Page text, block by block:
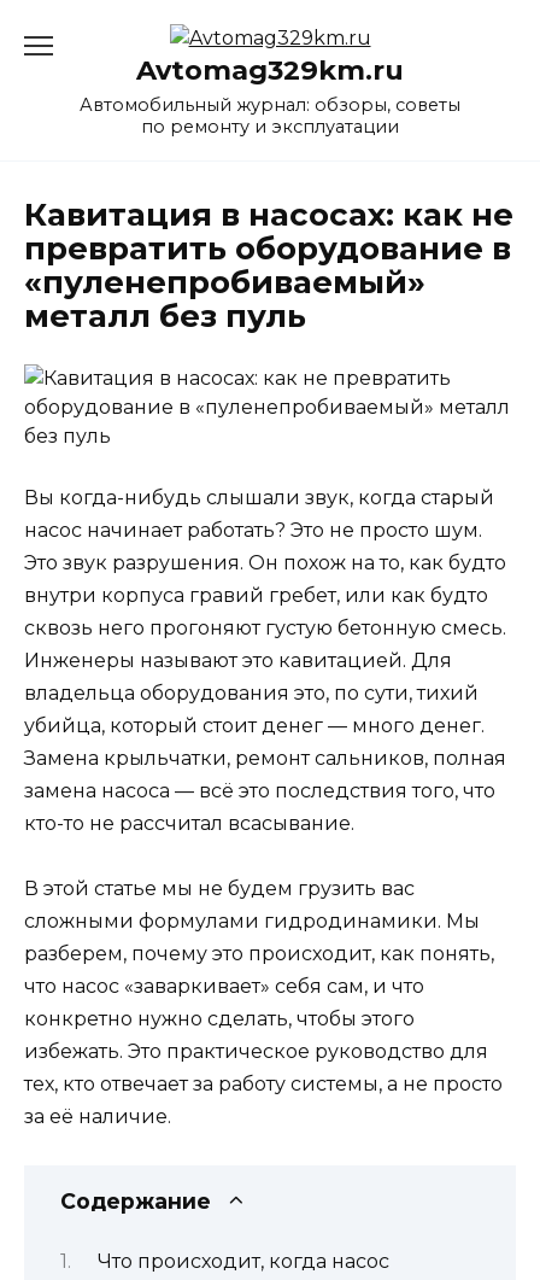
Avtomag329km.ru
Автомобильный журнал: обзоры, советы
по ремонту и эксплуатации
Кавитация в насосах: как не
превратить оборудование в
«пуленепробиваемый»
металл без пуль
Вы когда-нибудь слышали звук, когда старый
насос начинает работать? Это не просто шум.
Это звук разрушения. Он похож на то, как будто
внутри корпуса гравий гребет, или как будто
сквозь него прогоняют густую бетонную смесь.
Инженеры называют это кавитацией. Для
владельца оборудования это, по сути, тихий
убийца, который стоит денег — много денег.
Замена крыльчатки, ремонт сальников, полная
замена насоса — всё это последствия того, что
кто-то не рассчитал всасывание.
В этой статье мы не будем грузить вас
сложными формулами гидродинамики. Мы
разберем, почему это происходит, как понять,
что насос «заваркивает» себя сам, и что
конкретно нужно сделать, чтобы этого
избежать. Это практическое руководство для
тех, кто отвечает за работу системы, а не просто
за её наличие.
Содержание
Что происходит, когда насос